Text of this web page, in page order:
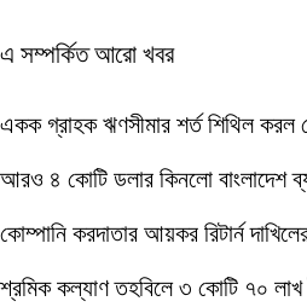
এ সম্পর্কিত আরো খবর
একক গ্রাহক ঋণসীমার শর্ত শিথিল করল
আরও ৪ কোটি ডলার কিনলো বাংলাদেশ
কোম্পানি করদাতার আয়কর রিটার্ন
শ্রমিক কল্যাণ তহবিলে ৩ কোটি ৭০ লাখ